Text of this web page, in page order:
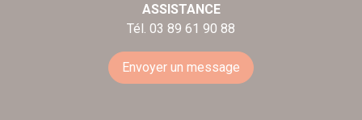
ASSISTANCE
Tél. 03 89 61 90 88
Envoyer un message